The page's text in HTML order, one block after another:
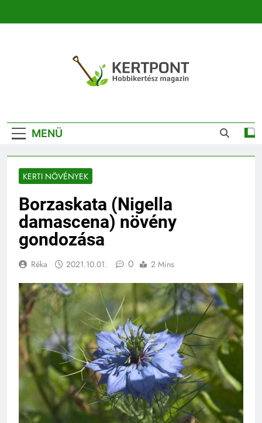
Kertészeti
Magazin |
Növénykereső És
Növényhatározó
MENÜ
KERTI NÖVÉNYEK
Borzaskata (Nigella
damascena) növény
gondozása
Réka 2021.10.01. 0 2 Mins